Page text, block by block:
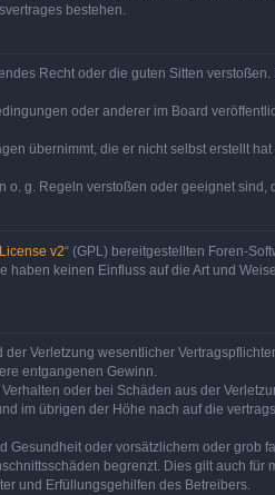
bestehen.
Recht oder die guten Sitten
oder anderer im Board
übernimmt, die er nicht selbst erstellt
g. Regeln verstoßen oder geeignet
v2“ (GPL) bereitgestellten Foren-
keinen Einfluss auf die Art und
Verletzung wesentlicher
entgangenen Gewinn.
oder bei Schäden aus der
im übrigen der Höhe nach auf die
oder vorsätzlichem oder grob
begrenzt. Dies gilt auch
und Erfüllungsgehilfen des Betreibers.